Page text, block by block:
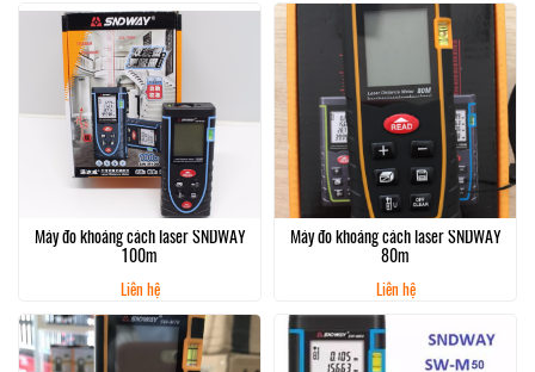
Máy đo khoảng cách laser SNDWAY
100m
Liên hệ
Máy đo khoảng cách laser SNDWAY
80m
Liên hệ